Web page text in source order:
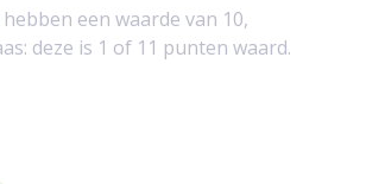
een waarde van 10,
deze is 1 of 11 punten waard.